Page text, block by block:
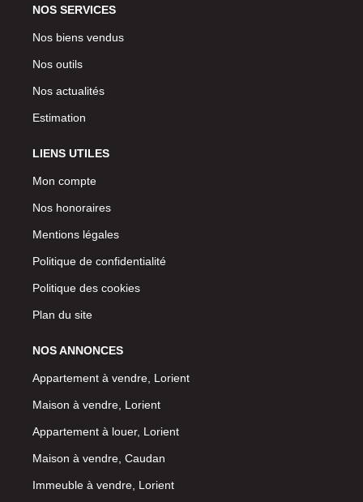
NOS SERVICES
Nos biens vendus
Nos outils
Nos actualités
Estimation
LIENS UTILES
Mon compte
Nos honoraires
Mentions légales
Politique de confidentialité
Politique des cookies
Plan du site
NOS ANNONCES
Appartement à vendre, Lorient
Maison à vendre, Lorient
Appartement à louer, Lorient
Maison à vendre, Caudan
Immeuble à vendre, Lorient